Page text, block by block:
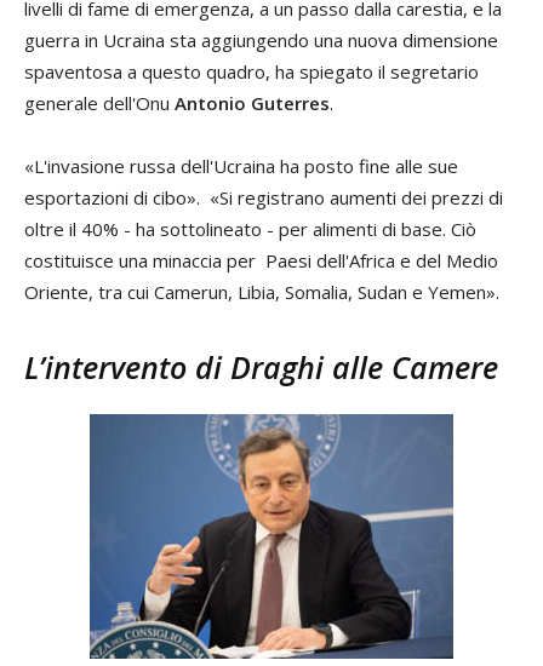
livelli di fame di emergenza, a un passo dalla carestia, e la
guerra in Ucraina sta aggiungendo una nuova dimensione
spaventosa a questo quadro, ha spiegato il segretario
generale dell'Onu Antonio Guterres.
«L'invasione russa dell'Ucraina ha posto fine alle sue
esportazioni di cibo». «Si registrano aumenti dei prezzi di
oltre il 40% - ha sottolineato - per alimenti di base. Ciò
costituisce una minaccia per Paesi dell'Africa e del Medio
Oriente, tra cui Camerun, Libia, Somalia, Sudan e Yemen».
L’intervento di Draghi alle Camere